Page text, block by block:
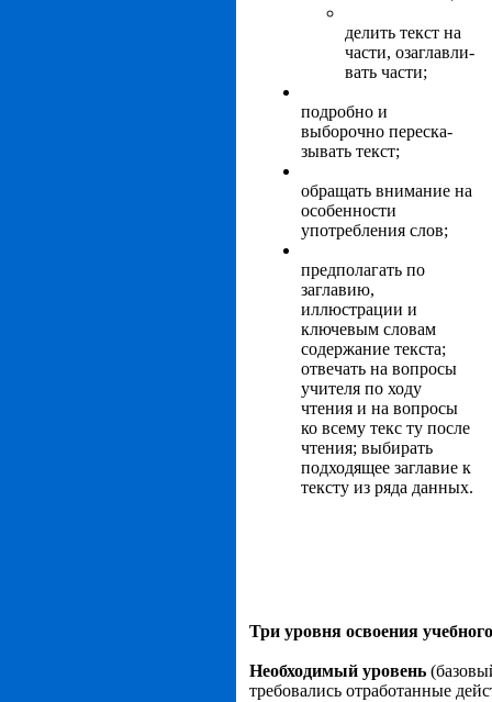
делить текст на
части, озаглавли­
вать части;
подробно и
выборочно переска­
зывать текст;
обращать внимание на
особенности
употребления слов;
предполагать по
заглавию,
иллюстрации и
ключевым словам
содержание текста;
отвечать на вопросы
учителя по ходу
чтения и на вопросы
ко всему текс ту после
чтения; выбирать
подходящее заглавие к
тексту из ряда данных.
Три уровня освоения
Необходимый уровень
требовались отработанные